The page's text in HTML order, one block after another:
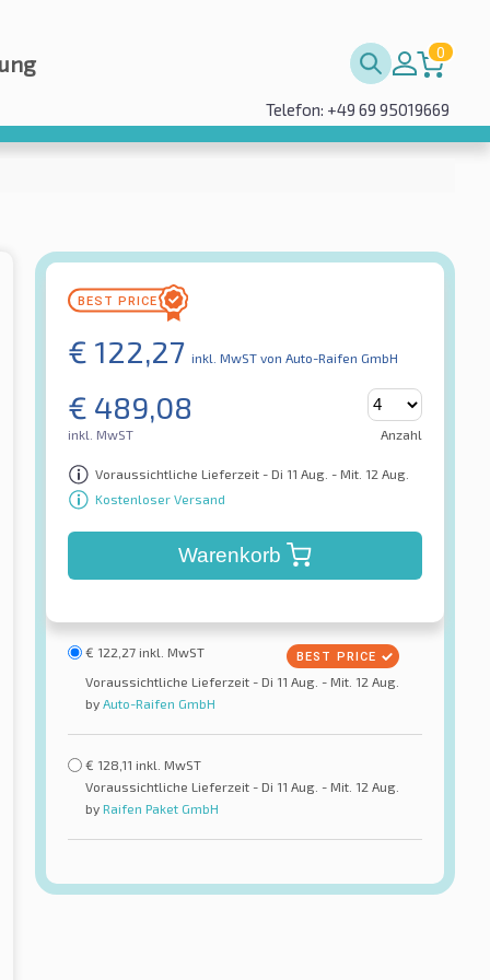
0
Telefon: +49 69 95019669
€ 122,27 inkl. MwST von Auto-Raifen GmbH
€ 489,08
inkl. MwST Anzahl
Voraussichtliche Lieferzeit - Di 11 Aug. - Mit. 12 Aug.
Kostenloser Versand
Warenkorb
€ 122,27 inkl. MwST
Voraussichtliche Lieferzeit - Di 11 Aug. - Mit. 12 Aug.
by Auto-Raifen GmbH
€ 128,11 inkl. MwST
Voraussichtliche Lieferzeit - Di 11 Aug. - Mit. 12 Aug.
by Raifen Paket GmbH